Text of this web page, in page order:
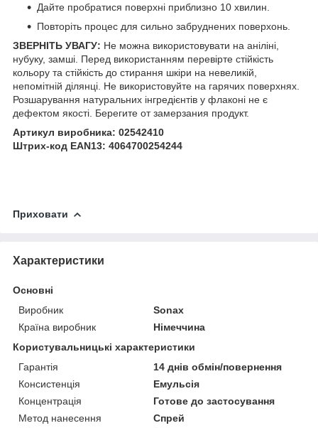
Дайте пробратися поверхні приблизно 10 хвилин.
Повторіть процес для сильно забруднених поверхонь.
ЗВЕРНІТЬ УВАГУ: Не можна використовувати на аніліні,
нубуку, замші. Перед використанням перевірте стійкість
кольору та стійкість до стирання шкіри на невеликій,
непомітній ділянці. Не використовуйте на гарячих поверхнях.
Розшарування натуральних інгредієнтів у флаконі не є
дефектом якості. Берегите от замерзания продукт.
Артикул виробника: 02542410
Штрих-код EAN13: 4064700254244
Приховати
Характеристики
Основні
Виробник
Sonax
Країна виробник
Німеччина
Користувальницькі характеристики
Гарантія
14 днів обмін/повернення
Консистенція
Емульсія
Концентрація
Готове до застосування
Метод нанесення
Спрей